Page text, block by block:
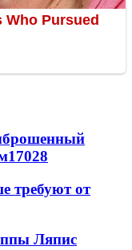
17028
требуют от
Ляпис